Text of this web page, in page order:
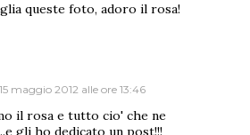
queste foto, adoro il rosa!
15 maggio 2012 alle ore 13:46
il rosa e tutto cio' che ne
gli ho dedicato un post!!!